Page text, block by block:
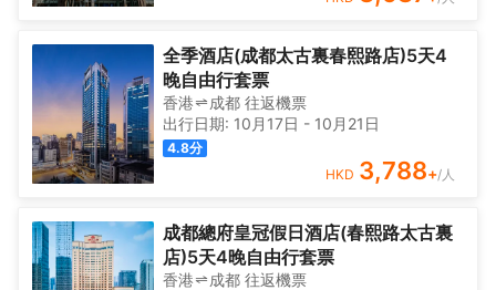
全季酒店(成都太古裏春熙路店)5天4
晚自由行套票
香港 成都 往返機票
出行日期: 10月17日 - 10月21日
4.8分
HKD 3,788+/人
成都總府皇冠假日酒店(春熙路太古裏
店)5天4晚自由行套票
香港 成都 往返機票